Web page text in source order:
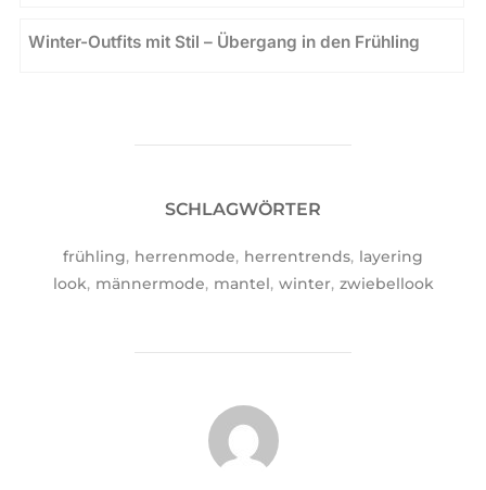
Winter-Outfits mit Stil – Übergang in den Frühling
SCHLAGWÖRTER
frühling, herrenmode, herrentrends, layering
look, männermode, mantel, winter, zwiebellook
BEITRAGSAUTOR